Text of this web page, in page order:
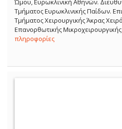
Ώμου, Ευρωκλινική Αθηνών.
Τμήματος Ευρωκλινικής Παίδων.
Τμήματος Χειρουργικής Άκρας
Επανορθωτικής Μικροχειρουργικής
πληροφορίες